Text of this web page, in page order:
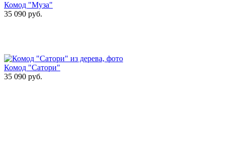
Комод "Муза"
35 090 руб.
Комод "Сатори"
35 090 руб.